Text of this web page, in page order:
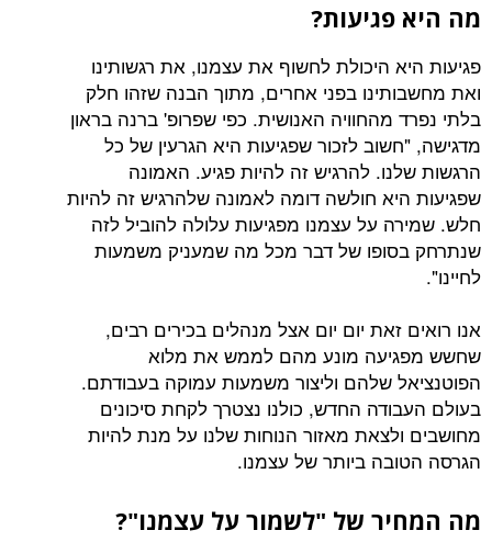
מה היא פגיעות?
פגיעות היא היכולת לחשוף את עצמנו, את רגשותינו
ואת מחשבותינו בפני אחרים, מתוך הבנה שזהו חלק
בלתי נפרד מהחוויה האנושית. כפי שפרופ' ברנה בראון
מדגישה, "חשוב לזכור שפגיעות היא הגרעין של כל
הרגשות שלנו. להרגיש זה להיות פגיע. האמונה
שפגיעות היא חולשה דומה לאמונה שלהרגיש זה להיות
חלש. שמירה על עצמנו מפגיעות עלולה להוביל לזה
שנתרחק בסופו של דבר מכל מה שמעניק משמעות
לחיינו".
אנו רואים זאת יום יום אצל מנהלים בכירים רבים,
שחשש מפגיעה מונע מהם לממש את מלוא
הפוטנציאל שלהם וליצור משמעות עמוקה בעבודתם.
בעולם העבודה החדש, כולנו נצטרך לקחת סיכונים
מחושבים ולצאת מאזור הנוחות שלנו על מנת להיות
הגרסה הטובה ביותר של עצמנו.
מה המחיר של "לשמור על עצמנו"?